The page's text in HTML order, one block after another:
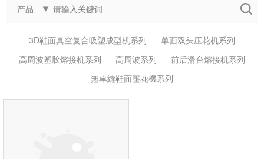
产品
3D鞋面真空复合吸塑成型机系列
单面双头压花机系列
高周波塑胶熔接机系列
高周波系列
前后滑台熔接机系列
無車縫鞋面壓花機系列